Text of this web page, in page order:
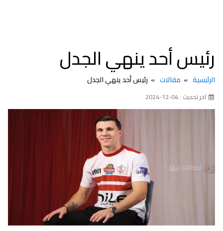
رئيس أحد ينهي الجدل
الرئيسية مقالات رئيس أحد ينهي الجدل
اخر تحديث : 04-12-2024